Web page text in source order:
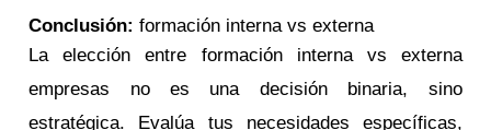
Conclusión:formación interna vs externa
La elección entre formación interna vs externa
empresas no es una decisión binaria, sino
estratégica. Evalúa tus necesidades específicas,